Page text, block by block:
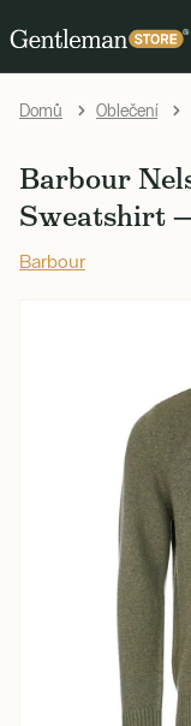
Domů Oblečení
Barbour
Sweatshirt
Barbour